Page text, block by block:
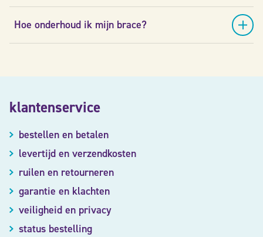
Hoe onderhoud ik mijn brace?
klantenservice
bestellen en betalen
levertijd en verzendkosten
ruilen en retourneren
garantie en klachten
veiligheid en privacy
status bestelling